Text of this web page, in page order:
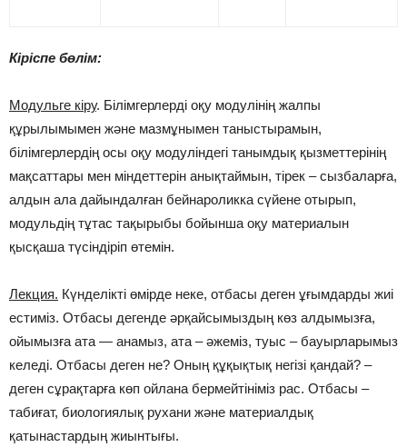
Кіріспе бөлім:
Модульге кіру. Білімгерлерді оқу модулінің жалпы
құрылымымен және мазмұнымен таныстырамын,
білімгерлердің осы оқу модуліндегі танымдық қызметтерінің
мақсаттары мен міндеттерін анықтаймын, тірек – сызбаларға,
алдын ала дайындалған бейнароликка сүйене отырып,
модульдің тұтас тақырыбы бойынша оқу материалын
қысқаша түсіндіріп өтемін.
Лекция. Күнделікті өмірде неке, отбасы деген ұғымдарды жиі
естиміз. Отбасы дегенде әрқайсымыздың көз алдымызға,
ойымызға ата — анамыз, ата – әжеміз, туыс – бауырларымыз
келеді. Отбасы деген не? Оның құқықтық негізі қандай? –
деген сұрақтарға көп ойлана бермейтініміз рас. Отбасы –
табиғат, биологиялық рухани және материалдық
қатынастардың жиынтығы.